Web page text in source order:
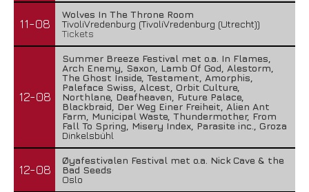
11-08
Wolves In The Throne Room
TivoliVredenburg (TivoliVredenburg (Utrecht))
Tickets
12-08
Summer Breeze Festival met o.a. In Flames,
Arch Enemy, Saxon, Lamb Of God, Alestorm,
The Ghost Inside, Testament, Amorphis,
Paleface Swiss, Alcest, Orbit Culture,
Northlane, Deafheaven, Future Palace,
Blackbraid, Der Weg Einer Freiheit, Alien Ant
Farm, Municipal Waste, Thundermother, From
Fall To Spring, Misery Index, Parasite inc., Groza
Dinkelsbühl
12-08
Øyafestivalen Festival met o.a. Nick Cave & the
Bad Seeds
Oslo